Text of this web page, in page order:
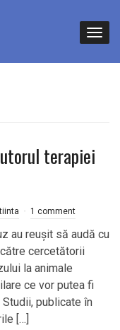
terapiei
1 comment
au reuşit să audă cu
cercetătorii
la animale
ce vor putea fi
publicate în
[…]